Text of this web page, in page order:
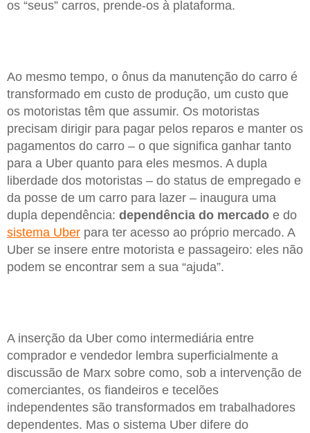
os “seus” carros, prende-os à plataforma.
Ao mesmo tempo, o ônus da manutenção do carro é
transformado em custo de produção, um custo que
os motoristas têm que assumir. Os motoristas
precisam dirigir para pagar pelos reparos e manter os
pagamentos do carro – o que significa ganhar tanto
para a Uber quanto para eles mesmos. A dupla
liberdade dos motoristas – do status de empregado e
da posse de um carro para lazer – inaugura uma
dupla dependência: dependência do mercado e do
sistema Uber para ter acesso ao próprio mercado. A
Uber se insere entre motorista e passageiro: eles não
podem se encontrar sem a sua “ajuda”.
A inserção da Uber como intermediária entre
comprador e vendedor lembra superficialmente a
discussão de Marx sobre como, sob a intervenção de
comerciantes, os fiandeiros e tecelões
independentes são transformados em trabalhadores
dependentes. Mas o sistema Uber difere do